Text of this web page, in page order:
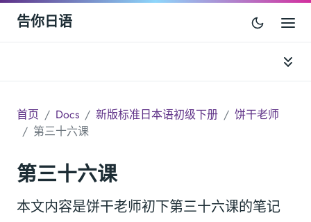
告你日语
首页 Docs 新版标准日本语初级下册
饼干老师
第三十六课
第三十六课
本文内容是饼干老师初下第三十六课的笔记